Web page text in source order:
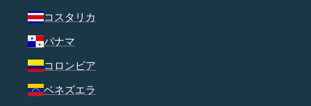
コスタリカ
パナマ
コロンビア
ベネズエラ